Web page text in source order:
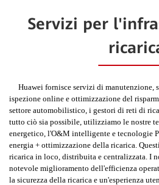
Servizi per
Huawei fornisce servizi di manutenzione,
ispezione online e ottimizzazione del
settore automobilistico, i gestori di reti di
tutto ciò sia possibile, utilizziamo le nostre
energetico, l'O&M intelligente e tecnologie
energia + ottimizzazione della ricarica.
ricarica in loco, distribuita e centralizzata. I
notevole miglioramento dell'efficienza
la sicurezza della ricarica e un'esperienza